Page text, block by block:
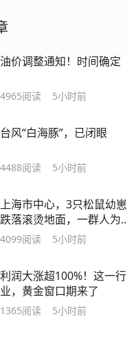
油价调整通知！时间确定
4965阅读 5小时前
台风“白海豚”，已闭眼
4488阅读 5小时前
上海市中心，3只松鼠幼崽
跌落滚烫地面，一群人为
它们忙碌起来……
4099阅读 5小时前
利润大涨超100%！这一行
业，黄金窗口期来了
1365阅读 5小时前